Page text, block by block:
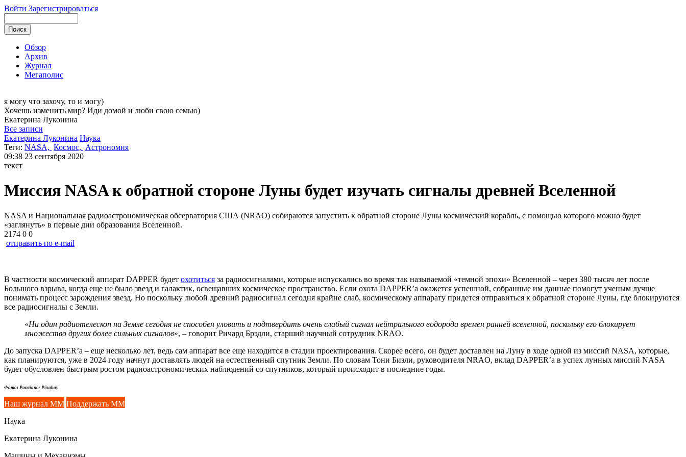
Войти Зарегистрироваться
Обзор
Архив
Журнал
Мегаполис
я могу что захочу, то и могу)
Хочешь изменить мир? Иди домой и люби свою семью)
Екатерина Луконина
Все записи
Екатерина Луконина Наука
Теги: NASA, Космос, Астрономия
09:38 23 сентября 2020
текст
Миссия NASA к обратной стороне Луны будет изучать сигналы древней Вселенной
NASA и Национальная радиоастрономическая обсерватория США (NRAO) собираются запустить к обратной стороне Луны космический корабль, с помощью которого можно будет
«заглянуть» в первые дни образования Вселенной.
2174 0 0
отправить по e-mail
В частности космический аппарат DAPPER будет охотиться за радиосигналами, которые испускались во время так называемой «темной эпохи» Вселенной – через 380 тысяч лет после
Большого взрыва, когда еще не было звезд и галактик, освещавших космическое пространство. Если охота DAPPER’а окажется успешной, собранные им данные помогут ученым лучше
понимать процесс зарождения звезд. Но поскольку любой древний радиосигнал сегодня крайне слаб, космическому аппарату придется отправиться к обратной стороне Луны, где блокируются
все радиосигналы с Земли.
«Ни один радиотелескоп на Земле сегодня не способен уловить и подтвердить очень слабый сигнал нейтрального водорода времен ранней вселенной, поскольку его блокирует
множество других более сильных сигналов», – говорит Ричард Брэдли, старший научный сотрудник NRAO.
До запуска DAPPER’а – еще несколько лет, ведь сам аппарат все еще находится в стадии проектирования. Скорее всего, он будет доставлен на Луну в ходе одной из миссий NASA, которые,
как планируются, уже в 2024 году начнут доставлять людей на естественный спутник Земли. По словам Тони Бизли, руководителя NRAO, вклад DAPPER’а в успех лунных миссий NASA
будет обусловлен быстрым ростом радиоастрономических наблюдений со спутников, который происходит в последние годы.
Фото: Ponciano/ Pixabay
Наш журнал ММ Поддержать ММ
Наука
Екатерина Луконина